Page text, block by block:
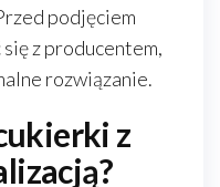
podjęciem
z producentem,
rozwiązanie.
z